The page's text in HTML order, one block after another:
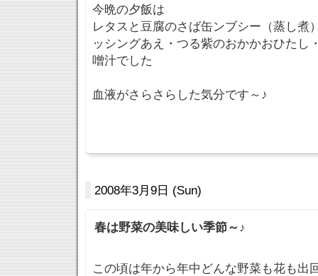
今晩の夕飯は
レタスと豆腐のさば缶ンブシー（蒸し煮
ッシングあえ・つる紫のおかかおひたし
噌汁でした
血液がさらさらした気分です～♪
2008年3月9日 (Sun)
春は野菜の美味しい季節～♪
この頃は年から年中どんな野菜も花も出